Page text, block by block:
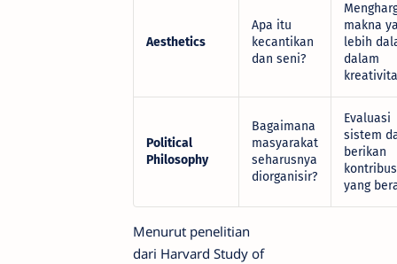
Aesthetics
Apa itu
kecantikan
dan seni?
makna
lebih
dalam
Political
Philosophy
Bagaimana
masyarakat
seharusnya
diorganisir?
Evaluasi
sistem
berikan
yang
Menurut penelitian
dari Harvard Study of